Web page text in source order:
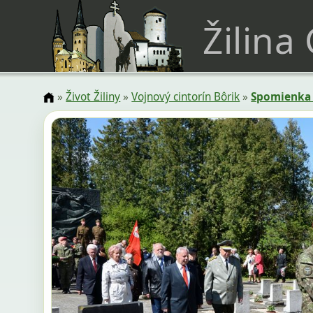
Žilina
»Život Žiliny»Vojnový cintorín Bôrik»Spomienka